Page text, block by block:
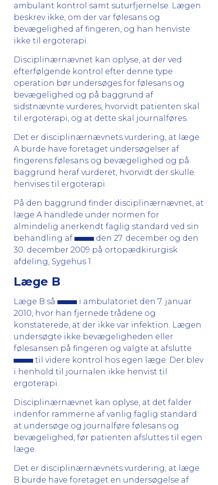
ambulant kontrol samt suturfjernelse. Lægen
beskrev ikke, om der var følesans og
bevægelighed af fingeren, og han henviste
ikke til ergoterapi.
Disciplinærnævnet kan oplyse, at der ved
efterfølgende kontrol efter denne type
operation bør undersøges for følesans og
bevægelighed og på baggrund af
sidstnævnte vurderes, hvorvidt patienten skal
til ergoterapi, og at dette skal journalføres.
Det er disciplinærnævnets vurdering, at læge
A burde have foretaget undersøgelser af
fingerens følesans og bevægelighed og på
baggrund heraf vurderet, hvorvidt der skulle
henvises til ergoterapi.
På den baggrund finder disciplinærnævnet, at
læge A handlede under normen for
almindelig anerkendt faglig standard ved sin
behandling af
den 27. december og den
30. december 2009 på ortopædkirurgisk
afdeling, Sygehus 1.
Læge B
Læge B så
i ambulatoriet den 7. januar
2010, hvor han fjernede trådene og
konstaterede, at der ikke var infektion. Lægen
undersøgte ikke bevægeligheden eller
følesansen på fingeren og valgte at afslutte
til videre kontrol hos egen læge. Der blev
i henhold til journalen ikke henvist til
ergoterapi.
Disciplinærnævnet kan oplyse, at det falder
indenfor rammerne af vanlig faglig standard
at undersøge og journalføre følesans og
bevægelighed, før patienten afsluttes til egen
læge.
Det er disciplinærnævnets vurdering, at læge
B burde have foretaget en undersøgelse af